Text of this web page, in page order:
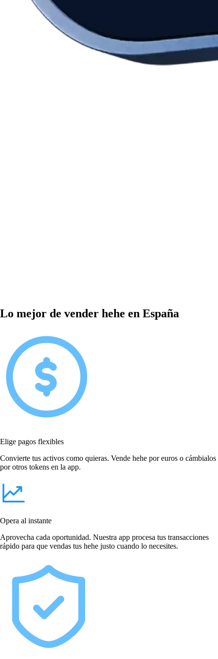
Lo mejor de vender hehe en España
Elige pagos flexibles
Convierte tus activos como quieras. Vende hehe por euros o cámbialos
por otros tokens en la app.
Opera al instante
Aprovecha cada oportunidad. Nuestra app procesa tus transacciones
rápido para que vendas tus hehe justo cuando lo necesites.